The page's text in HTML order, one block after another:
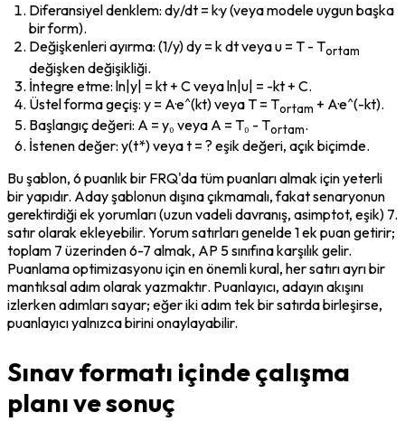
Diferansiyel denklem: dy/dt = k·y (veya modele uygun başka
bir form).
Değişkenleri ayırma: (1/y) dy = k dt veya u = T - Tortam
değişken değişikliği.
İntegre etme: ln|y| = kt + C veya ln|u| = -kt + C.
Üstel forma geçiş: y = A·e^(kt) veya T = Tortam + A·e^(-kt).
Başlangıç değeri: A = y₀ veya A = T₀ - Tortam.
İstenen değer: y(t*) veya t = ? eşik değeri, açık biçimde.
Bu şablon, 6 puanlık bir FRQ'da tüm puanları almak için yeterli
bir yapıdır. Aday şablonun dışına çıkmamalı, fakat senaryonun
gerektirdiği ek yorumları (uzun vadeli davranış, asimptot, eşik) 7.
satır olarak ekleyebilir. Yorum satırları genelde 1 ek puan getirir;
toplam 7 üzerinden 6-7 almak, AP 5 sınıfına karşılık gelir.
Puanlama optimizasyonu için en önemli kural, her satırı ayrı bir
mantıksal adım olarak yazmaktır. Puanlayıcı, adayın akışını
izlerken adımları sayar; eğer iki adım tek bir satırda birleşirse,
puanlayıcı yalnızca birini onaylayabilir.
Sınav formatı içinde çalışma
planı ve sonuç